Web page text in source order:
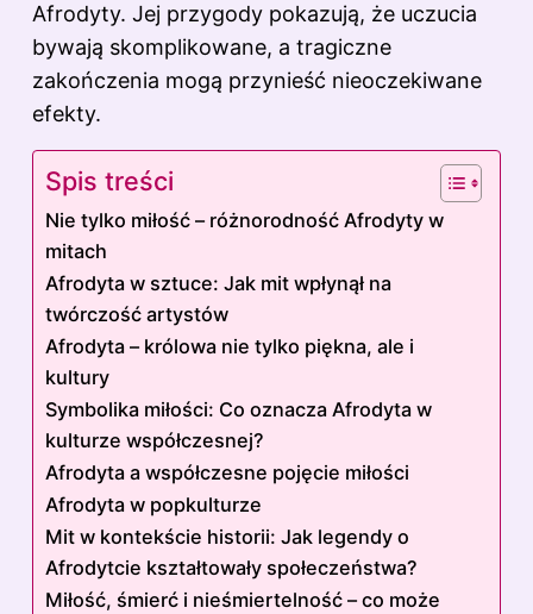
Afrodyty. Jej przygody pokazują, że uczucia
bywają skomplikowane, a tragiczne
zakończenia mogą przynieść nieoczekiwane
efekty.
Spis treści
Nie tylko miłość – różnorodność Afrodyty w
mitach
Afrodyta w sztuce: Jak mit wpłynął na
twórczość artystów
Afrodyta – królowa nie tylko piękna, ale i
kultury
Symbolika miłości: Co oznacza Afrodyta w
kulturze współczesnej?
Afrodyta a współczesne pojęcie miłości
Afrodyta w popkulturze
Mit w kontekście historii: Jak legendy o
Afrodytcie kształtowały społeczeństwa?
Miłość, śmierć i nieśmiertelność – co może